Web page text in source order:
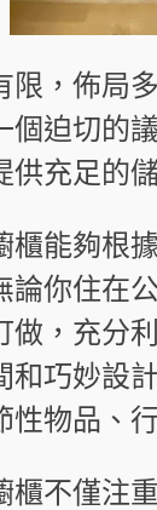
限，佈局
個迫切的
供充足的
櫃能夠根
論你住在
做，充分
和巧妙設
性物品、
櫃不僅注